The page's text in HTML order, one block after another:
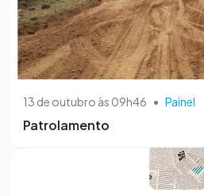
13 de outubro às 09h46 • Painel
Patrolamento